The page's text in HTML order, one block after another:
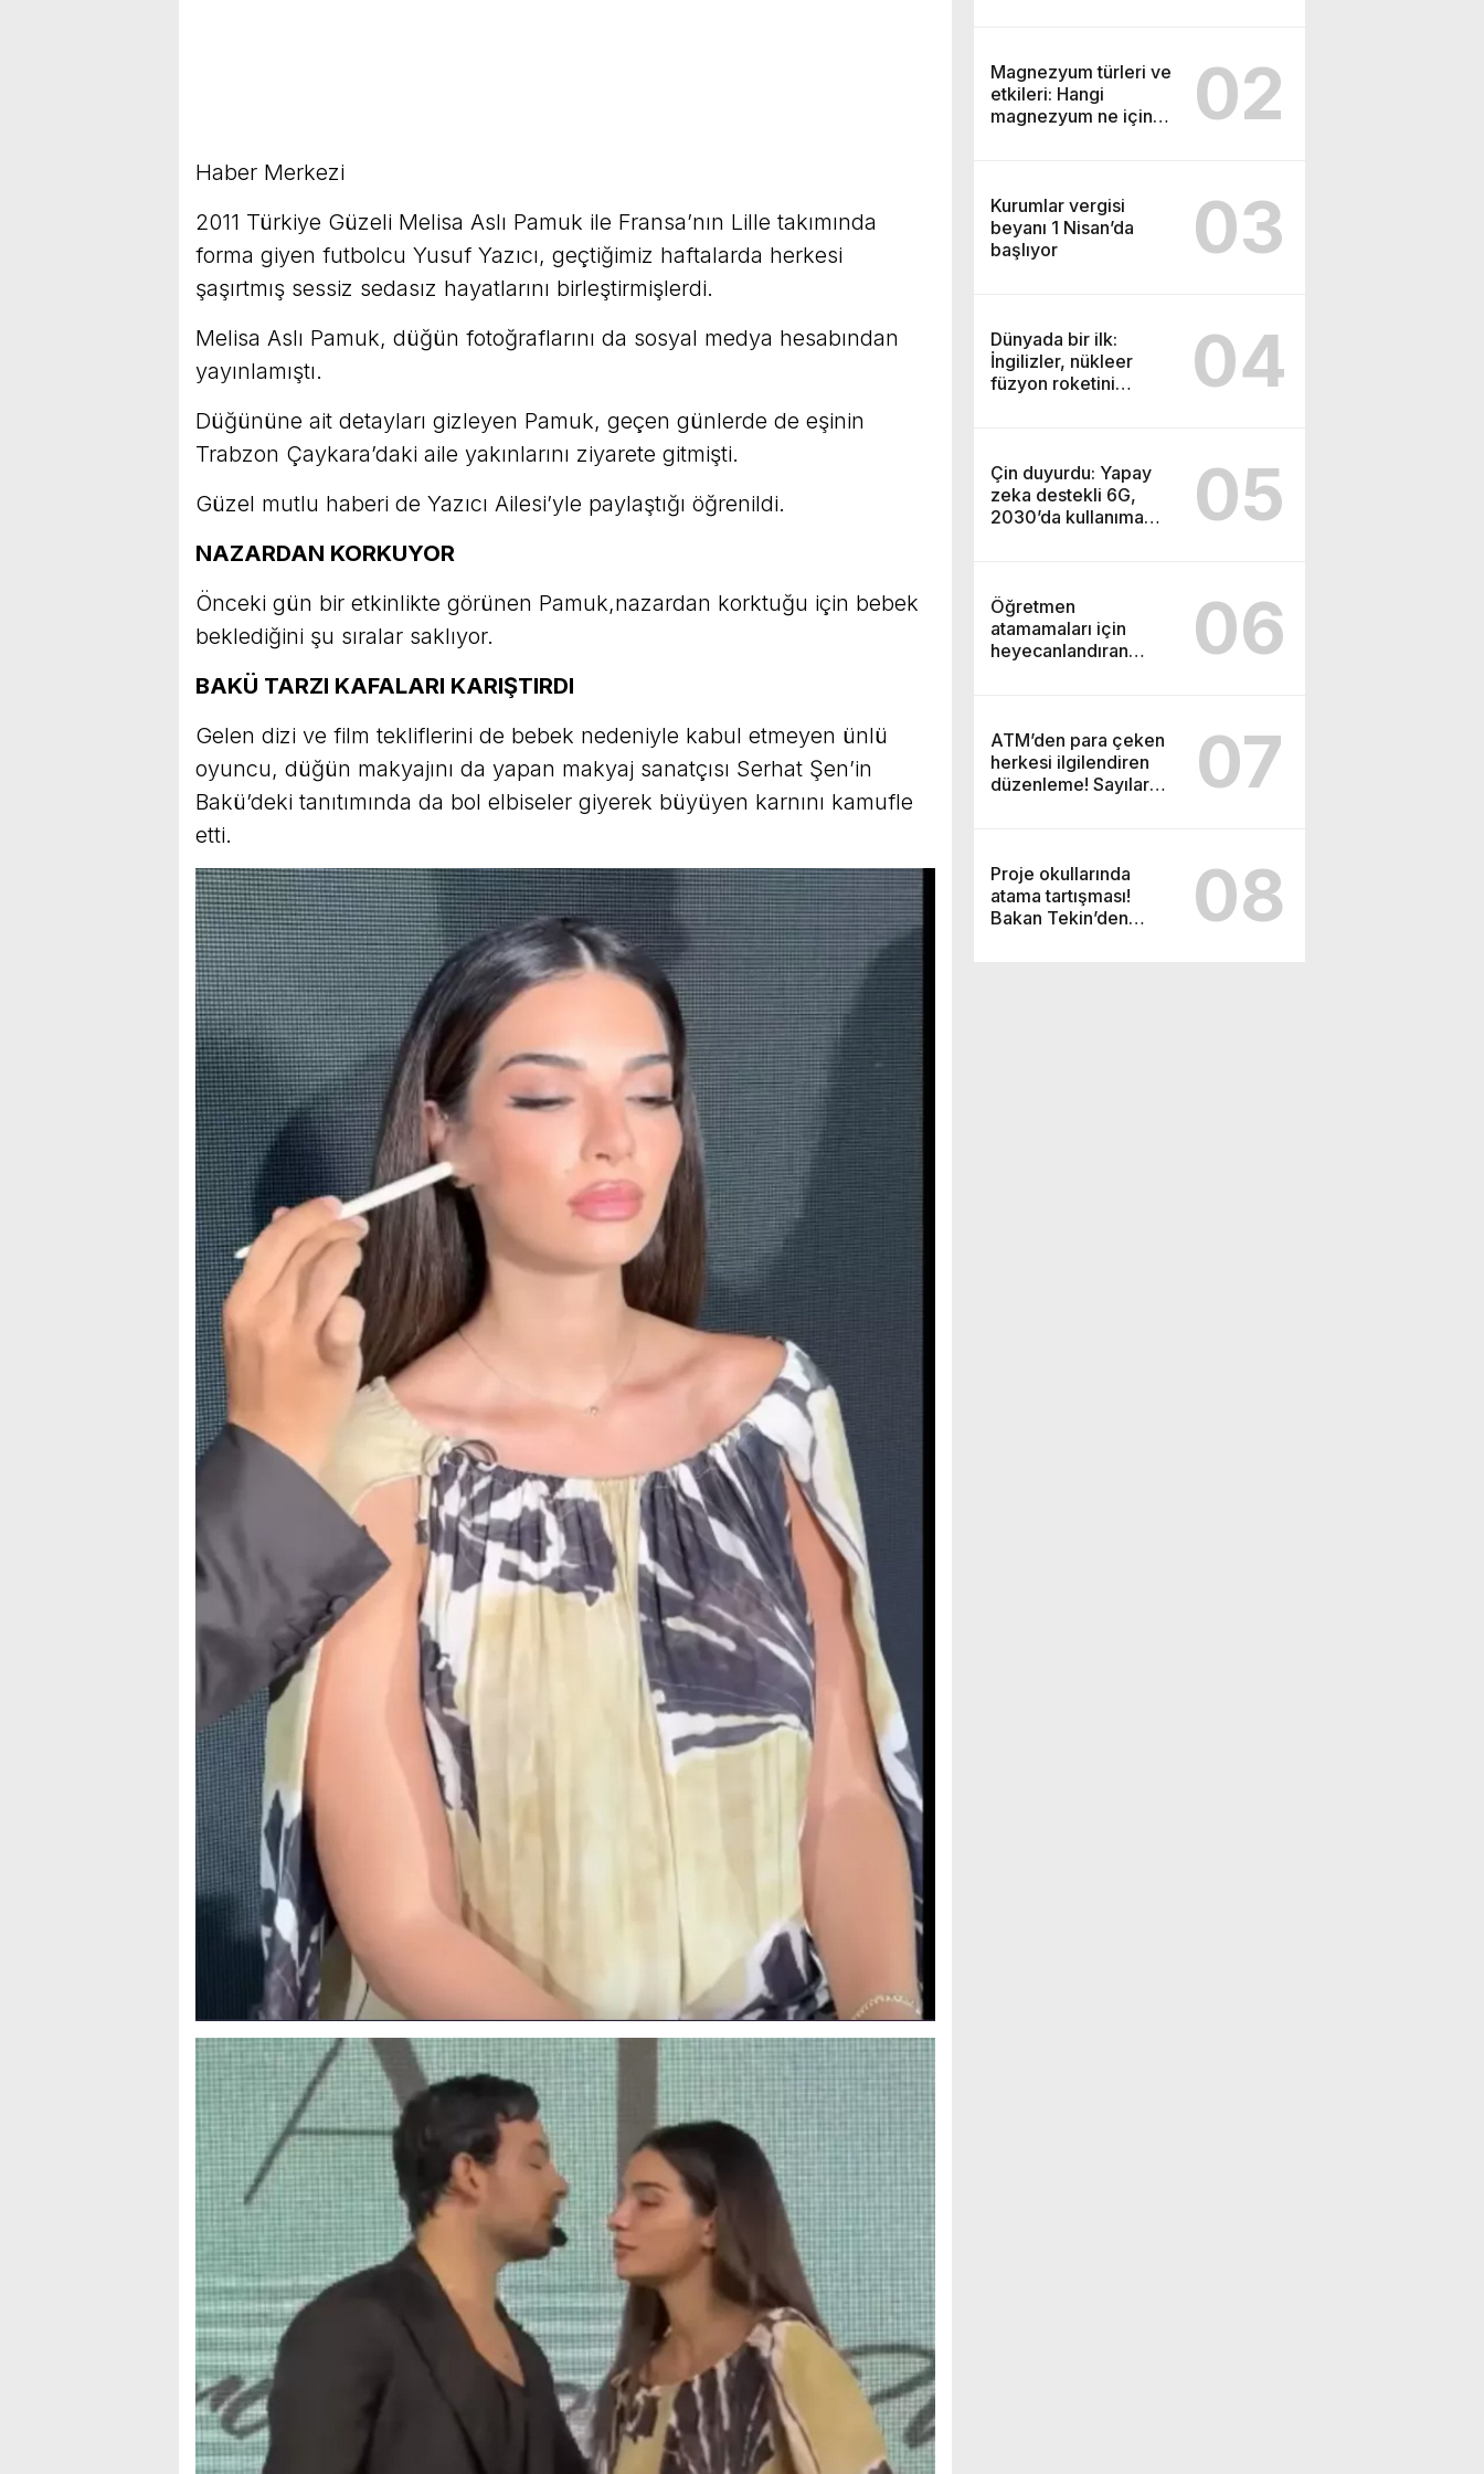
Haber Merkezi
2011 Türkiye Güzeli Melisa Aslı Pamuk ile Fransa’nın Lille takımında
forma giyen futbolcu Yusuf Yazıcı, geçtiğimiz haftalarda herkesi
şaşırtmış sessiz sedasız hayatlarını birleştirmişlerdi.
Melisa Aslı Pamuk, düğün fotoğraflarını da sosyal medya hesabından
yayınlamıştı.
Düğününe ait detayları gizleyen Pamuk, geçen günlerde de eşinin
Trabzon Çaykara’daki aile yakınlarını ziyarete gitmişti.
Güzel mutlu haberi de Yazıcı Ailesi’yle paylaştığı öğrenildi.
NAZARDAN KORKUYOR
Önceki gün bir etkinlikte görünen Pamuk,nazardan korktuğu için bebek
beklediğini şu sıralar saklıyor.
BAKÜ TARZI KAFALARI KARIŞTIRDI
Gelen dizi ve film tekliflerini de bebek nedeniyle kabul etmeyen ünlü
oyuncu, düğün makyajını da yapan makyaj sanatçısı Serhat Şen’in
Bakü’deki tanıtımında da bol elbiseler giyerek büyüyen karnını kamufle
etti.
Magnezyum türleri ve
etkileri: Hangi
magnezyum ne için
02
Kurumlar vergisi
beyanı 1 Nisan’da
başlıyor
03
Dünyada bir ilk:
İngilizler, nükleer
füzyon roketini
04
Çin duyurdu: Yapay
zeka destekli 6G,
2030’da kullanıma
05
Öğretmen
atamamaları için
heyecanlandıran
06
ATM’den para çeken
herkesi ilgilendiren
düzenleme! Sayılar
07
Proje okullarında
atama tartışması!
Bakan Tekin’den
08